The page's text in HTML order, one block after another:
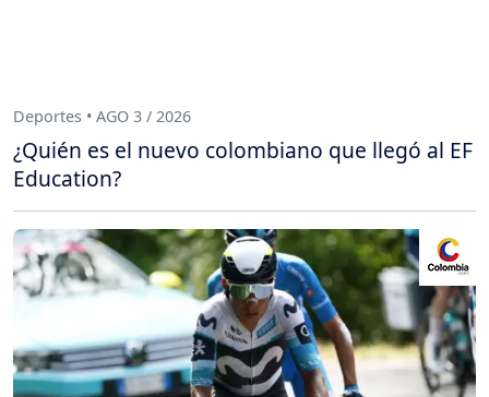
Deportes • AGO 3 / 2026
¿Quién es el nuevo colombiano que llegó al EF
Education?